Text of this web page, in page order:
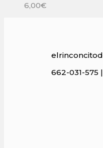
6,00€
662-031-575